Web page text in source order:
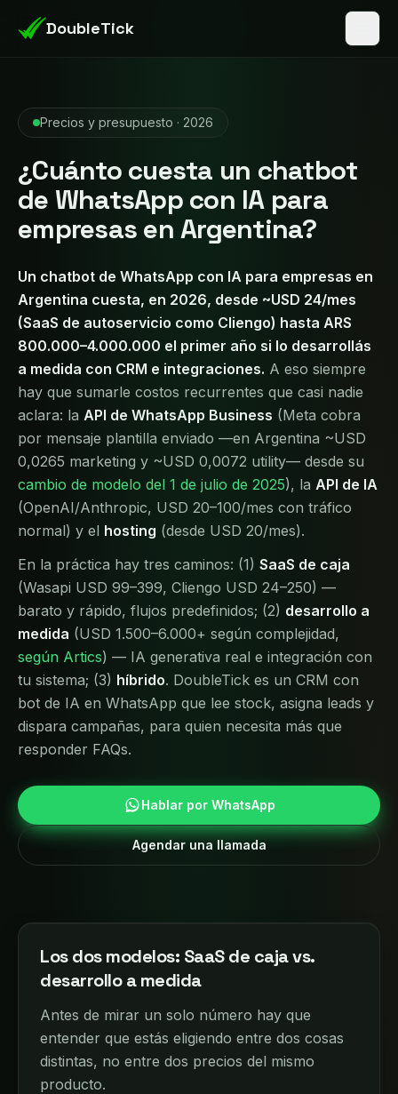
DoubleTick
Precios y presupuesto · 2026
¿Cuánto cuesta un chatbot
de WhatsApp con IA para
empresas en Argentina?
Un chatbot de WhatsApp con IA para empresas en
Argentina cuesta, en 2026, desde ~USD 24/mes
(SaaS de autoservicio como Cliengo) hasta ARS
800.000–4.000.000 el primer año si lo desarrollás
a medida con CRM e integraciones. A eso siempre
hay que sumarle costos recurrentes que casi nadie
aclara: la API de WhatsApp Business (Meta cobra
por mensaje plantilla enviado —en Argentina ~USD
0,0265 marketing y ~USD 0,0072 utility— desde su
cambio de modelo del 1 de julio de 2025), la API de IA
(OpenAI/Anthropic, USD 20–100/mes con tráfico
normal) y el hosting (desde USD 20/mes).
En la práctica hay tres caminos: (1) SaaS de caja
(Wasapi USD 99–399, Cliengo USD 24–250) —
barato y rápido, flujos predefinidos; (2) desarrollo a
medida (USD 1.500–6.000+ según complejidad,
según Artics) — IA generativa real e integración con
tu sistema; (3) híbrido. DoubleTick es un CRM con
bot de IA en WhatsApp que lee stock, asigna leads y
dispara campañas, para quien necesita más que
responder FAQs.
Hablar por WhatsApp
Agendar una llamada
Los dos modelos: SaaS de caja vs.
desarrollo a medida
Antes de mirar un solo número hay que
entender que estás eligiendo entre dos cosas
distintas, no entre dos precios del mismo
producto.